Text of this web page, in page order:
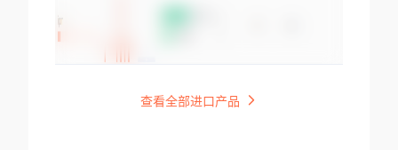
查看全部进口产品